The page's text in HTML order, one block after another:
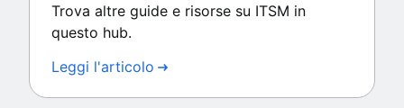
Trova altre guide e risorse su ITSM in
questo hub.
Leggi l'articolo